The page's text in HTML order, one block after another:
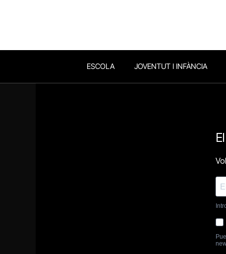
ESCOLA JOVENTUT I INFÀNCIA